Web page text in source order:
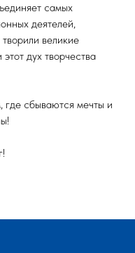
самых
деятелей,
великие
дух творчества
где сбываются мечты и